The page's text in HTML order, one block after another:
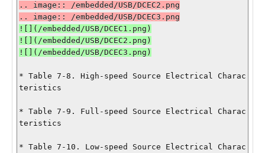
.. image:: /embedded/USB/DCEC2.png
![](/embedded/USB/DCEC1.png)
![](/embedded/USB/DCEC2.png)
* Table 7-8. High-speed Source Electrical Charac
teristics
* Table 7-9. Full-speed Source Electrical Charac
teristics
* Table 7-10. Low-speed Source Electrical Charac